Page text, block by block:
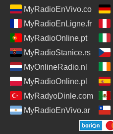
MyRadioEnVivo.co
MyRadioEnLigne.fr
MyRadioOnline.pt
MyRadioStanice.rs
MyOnlineRadio.nl
MyRadioOnline.pl
MyRadyoDinle.com
MyRadioEnVivo.ar